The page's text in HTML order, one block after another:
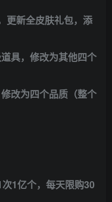
更新全皮肤礼包，添
具，修改为其他四个
改为四个品质（整个
1亿个，每天限购30